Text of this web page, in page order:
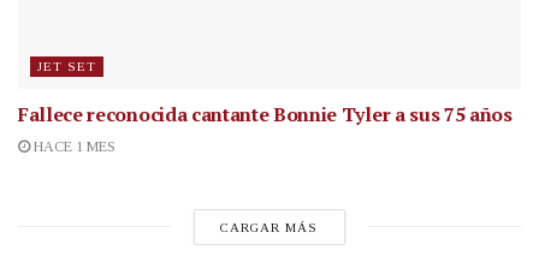
JET SET
Fallece reconocida cantanteBonnie Tyler a sus 75 años
HACE 1 MES
CARGAR MÁS